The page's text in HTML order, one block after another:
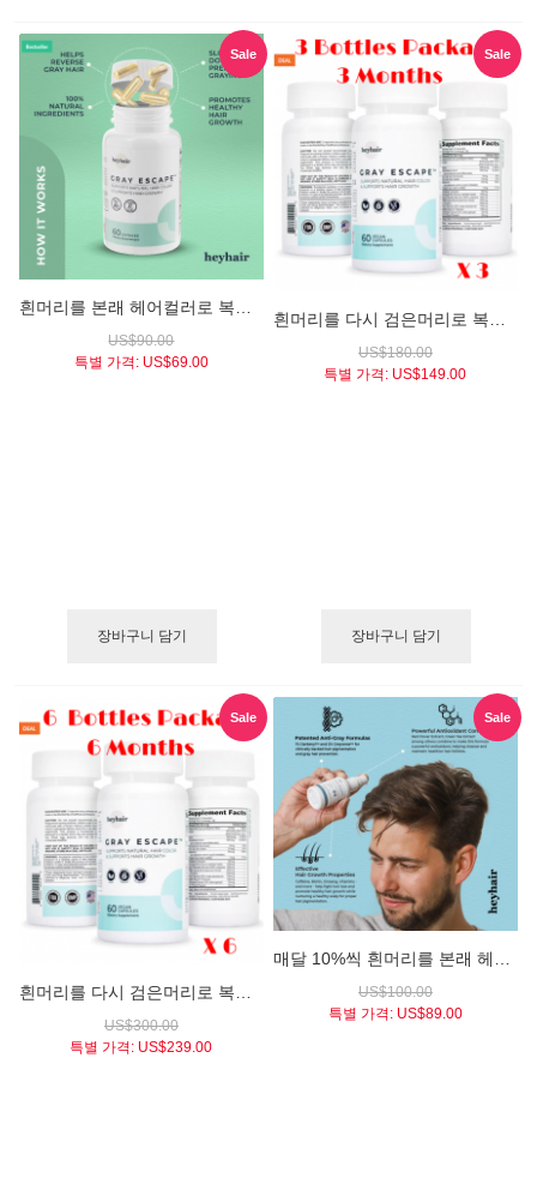
Sale
US$90.00
특별 가격: US$69.00
장바구니 담기
Sale
US$180.00
특별 가격: US$149.00
장바구니 담기
Sale
US$300.00
특별 가격: US$239.00
Sale
매달 10%씩 흰머리를 본래 헤어컬러로 복원시켜주는 / 루트 리바이벌 헤어 세럼 (heyhair® GRAY ESCAPE Root Revival™ Advanced Anti-Gray Hair Serum)
US$100.00
특별 가격: US$89.00